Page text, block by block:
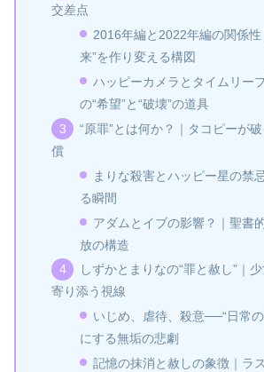
交差点
2016年編と2022年編の関係性
来”を作り変える構図
ハッピーカメラとタイムリー
の“希望”と“破壊”の道具
“原罪”とは何か？｜タコピーが
償
まりな殺害とハッピー星の禁
る瞬間
アダムとイブの影響？｜聖書
放の構造
しずかとまりなの“罪と赦し”｜
寄り添う視線
いじめ、虐待、殺意──“日常
にする無垢の悲劇
記憶の抹消と赦しの象徴｜ラ